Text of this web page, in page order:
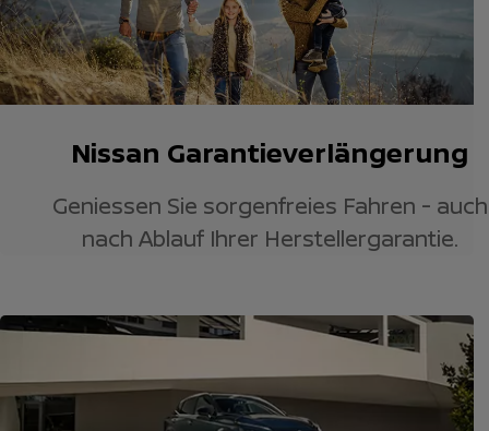
Nissan Garantieverlängerung
Geniessen Sie sorgenfreies Fahren - auch
nach Ablauf Ihrer Herstellergarantie.